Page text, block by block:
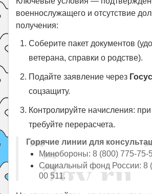
военнослужащего и отсутствие
получения:
Соберите пакет документов
ветерана, справки о родстве).
Подайте заявление через
соцзащиту.
Контролируйте начисления:
требуйте перерасчета.
Горячие линии для
Минобороны: 8 (800) 775-75-
Социальный фонд России: 8
00 511.